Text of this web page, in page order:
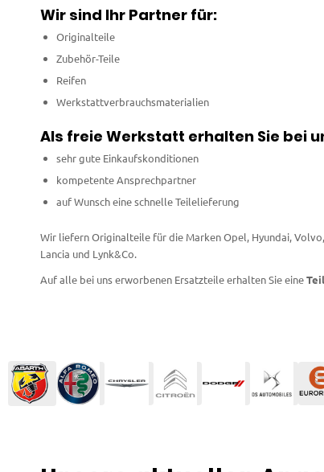
Wir sind Ihr Partner für:
Originalteile
Zubehör-Teile
Reifen
Werkstattverbrauchsmaterialien
Als freie Werkstatt erhalten Sie bei
sehr gute Einkaufskonditionen
kompetente Ansprechpartner
auf Wunsch eine schnelle Teilelieferung
Wir liefern Originalteile für die Marken Opel, Hyundai,
Lancia und Lynk&Co.
Auf alle bei uns erworbenen Ersatzteile erhalten Sie eine